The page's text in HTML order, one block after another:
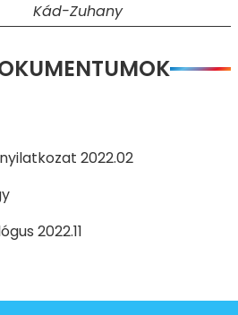
Kád-Zuhany
2022.02
2022.11